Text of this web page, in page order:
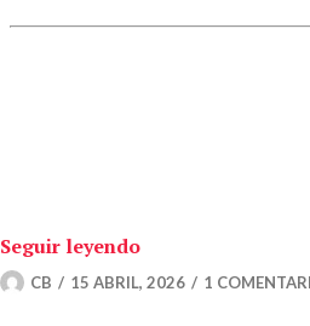
Seguir leyendo«Irán rompe la
CB 15 ABRIL, 2026 1